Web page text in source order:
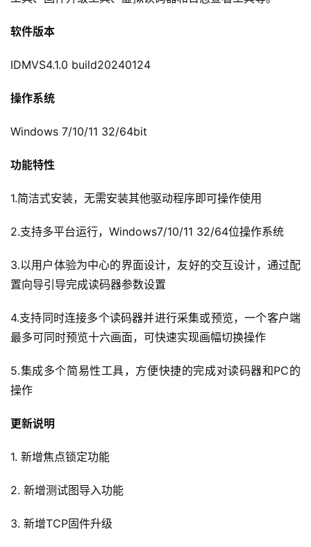
软件版本
IDMVS4.1.0 build20240124
操作系统
Windows 7/10/11 32/64bit
功能特性
1.简洁式安装，无需安装其他驱动程序即可操作使用
2.支持多平台运行，Windows7/10/11 32/64位操作系统
3.以用户体验为中心的界面设计，友好的交互设计，通过配
置向导引导完成读码器参数设置
4.支持同时连接多个读码器并进行采集或预览，一个客户端
最多可同时预览十六画面，可快速实现画幅切换操作
5.集成多个简易性工具，方便快捷的完成对读码器和PC的
操作
更新说明
1. 新增焦点锁定功能
2. 新增测试图导入功能
3. 新增TCP固件升级